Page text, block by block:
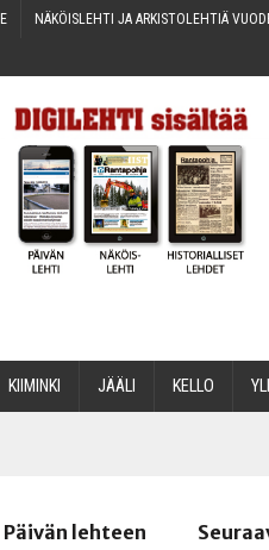
NÄKÖIS­LEH­TI JA ARKIS­TO­LEH­TIÄ
KII­MIN­KI JÄÄ­LI KEL­LO
Päivän lehteen